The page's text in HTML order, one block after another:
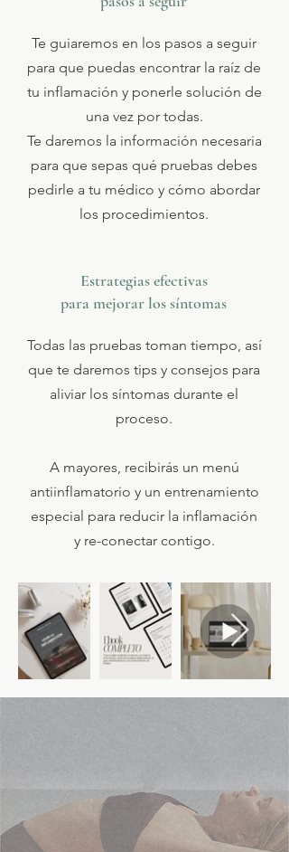
Te guiaremos en los pasos a seguir
para que puedas encontrar la raíz de
tu inflamación y ponerle solución de
una vez por todas.
Te daremos la información necesaria
para que sepas qué pruebas debes
pedirle a tu médico y cómo abordar
los procedimientos.
Estrategias efectivas
para mejorar los síntomas
Todas las pruebas toman tiempo, así
que te daremos tips y consejos para
aliviar los síntomas durante el
proceso.
A mayores, recibirás un menú
antiinflamatorio y un entrenamiento
especial para reducir la inflamación
y re-conectar contigo.